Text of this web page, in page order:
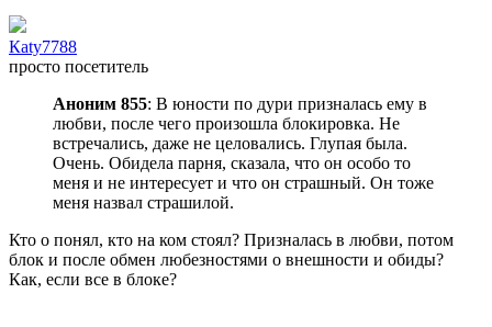
Каty7788
просто посетитель
Аноним 855: В юности по дури призналась ему в
любви, после чего произошла блокировка. Не
встречались, даже не целовались. Глупая была.
Очень. Обидела парня, сказала, что он особо то
меня и не интересует и что он страшный. Он тоже
меня назвал страшилой.
Кто о понял, кто на ком стоял? Призналась в любви, потом
блок и после обмен любезностями о внешности и обиды?
Как, если все в блоке?